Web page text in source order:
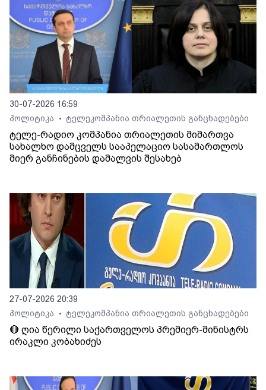
30-07-2026 16:59
პოლიტიკა
• ტელეკომპანია თრიალეთის განცხადებები
ტელე-რადიო კომპანია თრიალეთის მიმართვა
სახალხო დამცველს სააპელაციო სასამართლოს
მიერ განჩინების დამალვის შესახებ
27-07-2026 20:39
პოლიტიკა
• ტელეკომპანია თრიალეთის განცხადებები
🔴 ღია წერილი საქართველოს პრემიერ-მინისტრს
ირაკლი კობახიძეს